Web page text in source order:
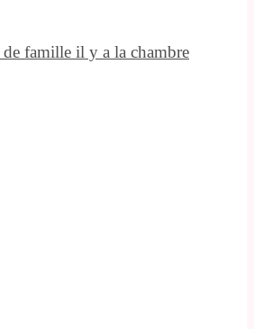
famille il y a la chambre